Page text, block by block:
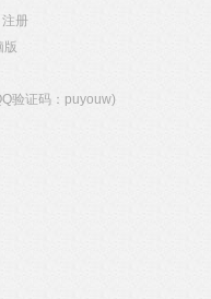
注册
版
验证码：puyouw)